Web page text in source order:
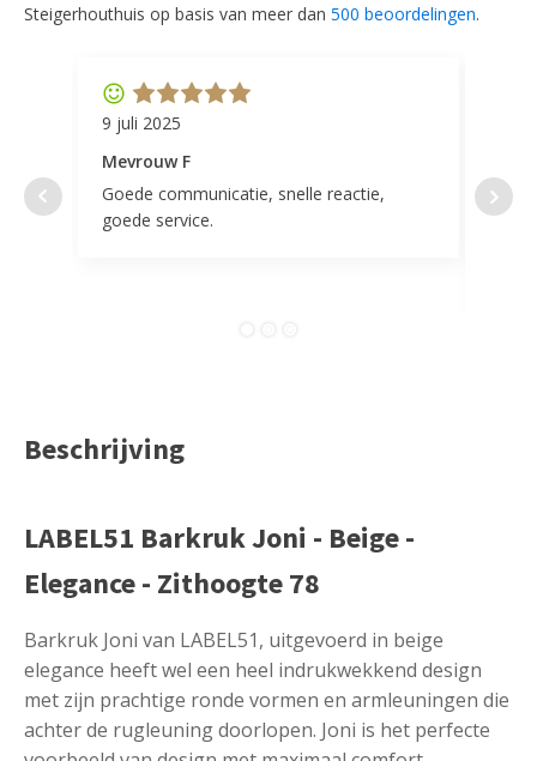
Steigerhouthuis op basis van meer dan 500 beoordelingen.
9 juli 2025
Mevrouw F
Goede communicatie, snelle reactie,
goede service.
door
Beschrijving
LABEL51 Barkruk Joni - Beige -
Elegance - Zithoogte 78
Barkruk Joni van LABEL51, uitgevoerd in beige
elegance heeft wel een heel indrukwekkend design
met zijn prachtige ronde vormen en armleuningen die
achter de rugleuning doorlopen. Joni is het perfecte